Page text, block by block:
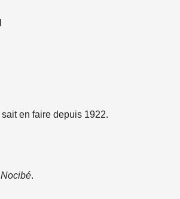
sait en faire depuis 1922.
Nocibé.